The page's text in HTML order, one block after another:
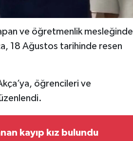
ve öğretmenlik mesleğinde
18 Ağustos tarihinde resen
öğrencileri ve
kayıp kız bulundu